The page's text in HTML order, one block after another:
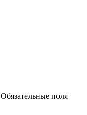
Обязательные поля